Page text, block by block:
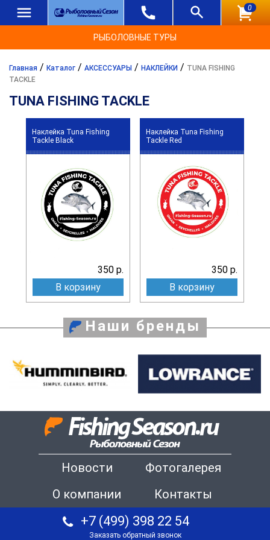
0
РЫБОЛОВНЫЕ ТУРЫ
Главная / Каталог / АКСЕССУАРЫ / НАКЛЕЙКИ / TUNA FISHING
TACKLE
TUNA FISHING TACKLE
Наклейка Tuna Fishing
Tackle Black
350 р.
В корзину
Наклейка Tuna Fishing
Tackle Red
350 р.
В корзину
Наши бренды
Новости
Фотогалерея
О компании
Контакты
+7 (499) 398 22 54
Заказать обратный звонок